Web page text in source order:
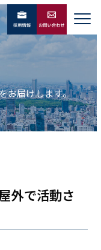
お届けします。
外で活動さ